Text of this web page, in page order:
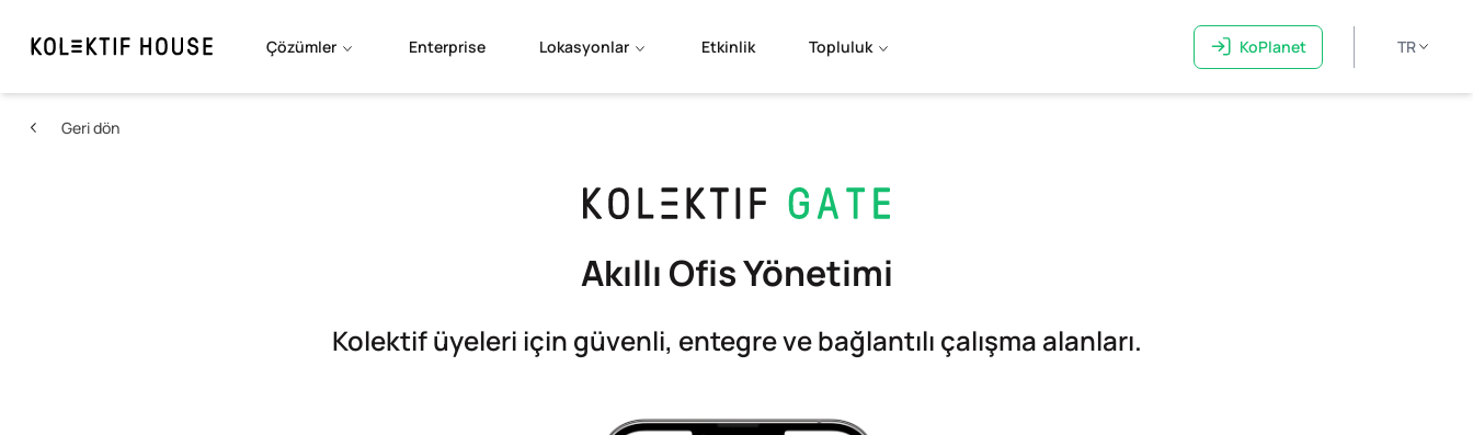
Çözümler Enterprise Lokasyonlar Etkinlik Topluluk KoPlanet TR
Geri dön
Akıllı Ofis Yönetimi
Kolektif üyeleri için güvenli, entegre ve bağlantılı çalışma alanları.